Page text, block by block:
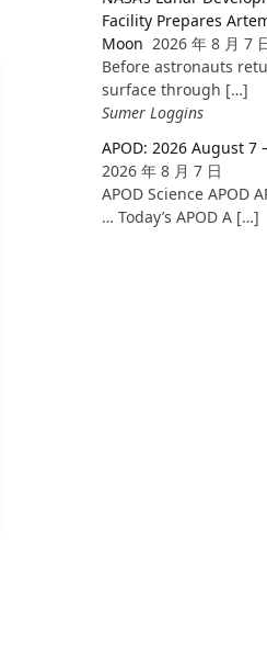
Facility Prepares
Moon 2026 年 8 月 7
Before astronauts
surface through […]
Sumer Loggins
APOD: 2026 August 7
2026 年 8 月 7 日
APOD Science APOD
… Today’s APOD A […]